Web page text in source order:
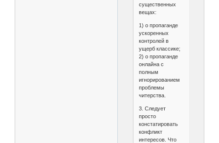
существенных
вещах:
1) о пропаганде
ускоренных
контролей в
ущерб классике;
2) о пропаганде
онлайна с
полным
игнорированием
проблемы
читерства.
3. Следует
просто
констатировать
конфликт
интересов. Что